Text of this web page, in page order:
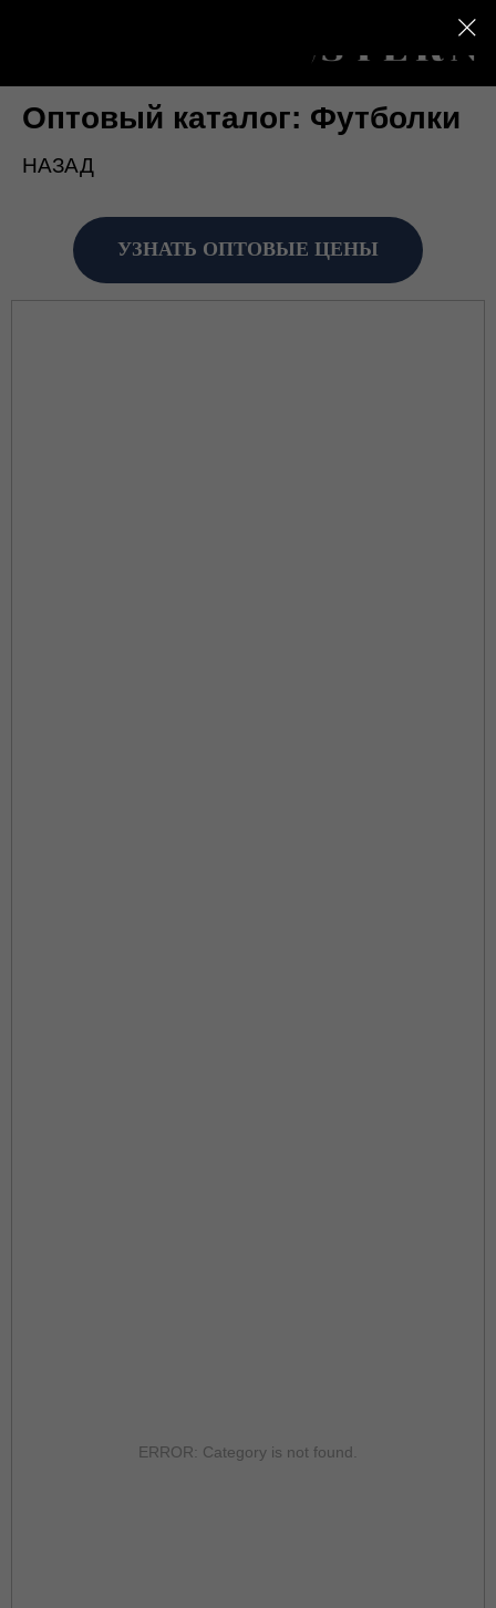
Оптовый каталог: Футболки
НАЗАД
УЗНАТЬ ОПТОВЫЕ ЦЕНЫ
ERROR: Category is not found.